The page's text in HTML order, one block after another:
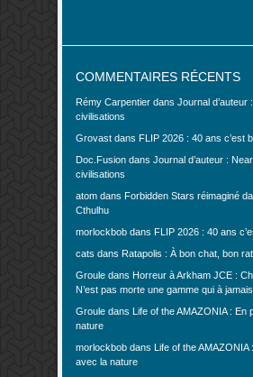
COMMENTAIRES RÉCENTS
Rémy Carpentier dans Journal d’auteur
civilisations
Grovast dans FLIP 2026 : 40 ans c’est
Doc.Fusion dans Journal d’auteur :
civilisations
atom dans Forbidden Stars réimaginé
Cthulhu
morlockbob dans FLIP 2026 : 40 ans
cats dans Ratapolis : À bon chat, bon rat
Groule dans Horreur à Arkham JCE :
N’est pas morte une gamme qui à
Groule dans Life of the AMAZONIA : En
nature
morlockbob dans Life of the AMAZONIA
avec la nature